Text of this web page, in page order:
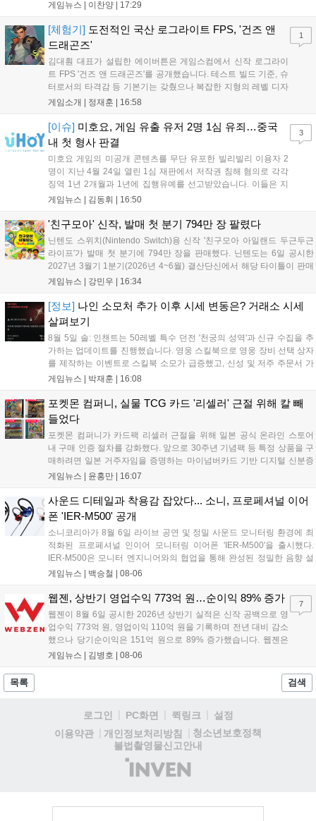
활한다. 모...
게임뉴스 | 이찬양 | 17:29
[체험기] 도전적인 국산 로그라이트 FPS, '건즈 앤
드래곤즈'
김대훤 대표가 설립한 에이버튼은 게임스컴에서 신작 로그라이
트 FPS '건즈 앤 드래곤즈'를 공개했습니다. 테스트 빌드 기준, 슈
터로서의 타격감 등 기본기는 갖췄으나 복잡한 지형의 레벨 디자
인은 개선이 필요해 보입니다. 또한, 성장 트랙의 과도한 분절과
요구됩니다. 개발사는 향후 캐릭터 추가 등을 통해 게임성을 다듬
어 경쟁력을 확보할 계획입니다....
게임소개 | 정재훈 | 16:58
1
[이슈] 미호요, 게임 유출 유저 2명 1심 유죄…중국
내 첫 형사 판결
미호요 게임의 미공개 콘텐츠를 무단 유포한 빌리빌리 이용자 2
명이 지난 4월 24일 열린 1심 재판에서 저작권 침해 혐의로 각각
징역 1년 2개월과 1년에 집행유예를 선고받았습니다. 이들은 지
난해 7월부터 원신 등 주요 게임의 영상을 유포해 60만 회 이상의
이후 중국 내 첫 형사사건임을 강조하며 향후 무단 유출에 강경
게임뉴스 | 김동휘 | 16:50
3
'친구모아' 신작, 발매 첫 분기 794만 장 팔렸다
닌텐도 스위치(Nintendo Switch)용 신작 '친구모아 아일랜드 두근두근
라이프'가 발매 첫 분기에 794만 장을 판매했다. 닌텐도는 6일 공시한
2027년 3월기 1분기(2026년 4~6월) 결산단신에서 해당 타이틀이 판매
를 크게 늘렸다고 밝혔다. 4월 16일 발매된 이 작품은 약 2개월 반 만에
게임뉴스 | 강민우 | 16:34
[정보] 나인 소모처 추가 이후 시세 변동은? 거래소 시세
살펴보기
8월 5일 솔: 인챈트는 50레벨 특수 던전 '천궁의 성역'과 신규 수집을 추
가하는 업데이트를 진행했습니다. 영웅 스킬북으로 영웅 장비 선택 상자
를 제작하는 이벤트로 스킬북 소모가 급증했고, 신성 및 저주 주문서 가
격은 소폭 상승했습니다. 나인 코어 시세는 보합세를 유지 중이며, 신의
수요는 늘었으나 일반 재료는 현상을 유지하고 있으며, 영웅 등급 장비
와 무기는 서버별로 등락을 보이고 있습니다....
게임뉴스 | 박재훈 | 16:08
포켓몬 컴퍼니, 실물 TCG 카드 '리셀러' 근절 위해 칼 빼
들었다
포켓몬 컴퍼니가 카드팩 리셀러 근절을 위해 일본 공식 온라인 스토어
내 구매 인증 절차를 강화했다. 앞으로 30주년 기념팩 등 특정 상품을 구
매하려면 일본 거주자임을 증명하는 마이넘버카드 기반 디지털 신분증
이 필수다. 해당 상품들은 온라인 추첨제로만 판매되며, 이번 조치는 과
러한 정책이 시장 물량 안정화에 어떤 영향을 미칠지 업계의 이목이 쏠
리고 있다....
게임뉴스 | 윤홍만 | 16:07
사운드 디테일과 착용감 잡았다... 소니, 프로페셔널 이어
폰 'IER-M500' 공개
소니코리아가 8월 6일 라이브 공연 및 정밀 사운드 모니터링 환경에 최
적화된 프로페셔널 인이어 모니터링 이어폰 'IER-M500'을 출시했다.
IER-M500은 모니터 엔지니어와의 협업을 통해 완성된 정밀한 음향 설
계와 뛰어난 수동 차음 성능을 갖춰, 외부 소음이 많은 환경에서도 디테
피팅 서포터를 적용해 장시간 착용 시에도 안정적이고 편안한 환경을 제
게임뉴스 | 백승철 | 08-06
웹젠, 상반기 영업수익 773억 원…순이익 89% 증가
웹젠이 8월 6일 공시한 2026년 상반기 실적은 신작 공백으로 영
업수익 773억 원, 영업이익 110억 원을 기록하며 전년 대비 감소
했으나 당기순이익은 151억 원으로 89% 증가했습니다. 웹젠은
하반기부터 신작 공세를 예고하며 전략게임 '프로젝트 D1'의 정보
또한 '테르비스'는 일본 코미케에 출품하며 해외 시장 공략을 강화
합니다. 김태영 대표는 내년 신작 출시를 위해 하반기 적극적인
게임뉴스 | 김병호 | 08-06
7
목록 검색
로그인 PC화면 퀵링크
설정
이용약관
개인정보처리방침
청소년보호정책
불법촬영물신고안내
(주)
인